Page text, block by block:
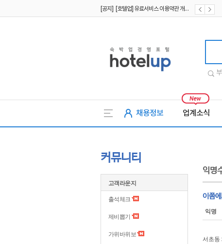
[공지] [호텔업] 유료서비스 이용약관 개정본2 (19.09.02)
채용정보 업계소식
커뮤니티
고객라운지
출석체크
제비뽑기
가위바위보
익명
이쯤
익명
서초동